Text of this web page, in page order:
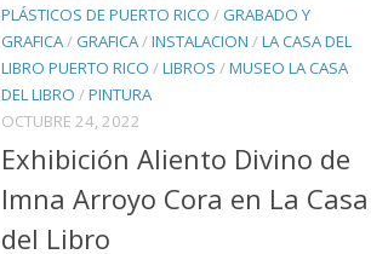
PLÁSTICOS DE PUERTO RICO / GRABADO Y
GRAFICA/ GRAFICA/INSTALACION /LA CASA DEL
LIBRO PUERTO RICO /LIBROS /MUSEO LA CASA
DEL LIBRO /PINTURA
OCTUBRE 24, 2022
Exhibición Aliento Divino de
Imna Arroyo Cora en La Casa
del Libro